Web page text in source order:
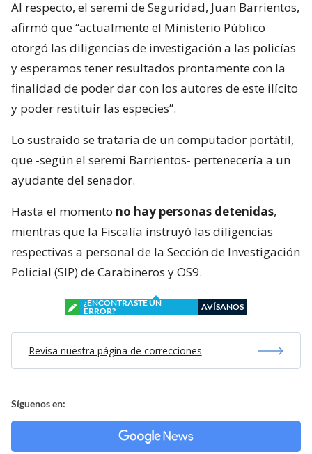
Al respecto, el seremi de Seguridad, Juan Barrientos,
afirmó que “actualmente el Ministerio Público
otorgó las diligencias de investigación a las policías
y esperamos tener resultados prontamente con la
finalidad de poder dar con los autores de este ilícito
y poder restituir las especies”.
Lo sustraído se trataría de un computador portátil,
que -según el seremi Barrientos- pertenecería a un
ayudante del senador.
Hasta el momento no hay personas detenidas,
mientras que la Fiscalía instruyó las diligencias
respectivas a personal de la Sección de Investigación
Policial (SIP) de Carabineros y OS9.
¿ENCONTRASTE UN
ERROR?
AVÍSANOS
Revisa nuestra página de correcciones
Síguenos en: